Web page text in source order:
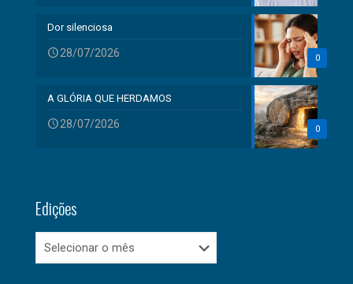
0
Dor silenciosa
28/07/2026
0
A GLÓRIA QUE HERDAMOS
28/07/2026
Edições
Edições